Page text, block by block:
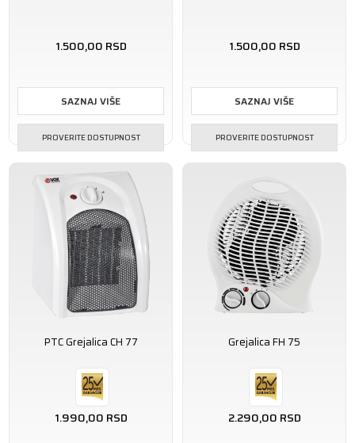
1.500,00 RSD
SAZNAJ VIŠE
PROVERITE DOSTUPNOST
1.500,00 RSD
SAZNAJ VIŠE
PROVERITE DOSTUPNOST
PTC Grejalica CH 77
1.990,00 RSD
Grejalica FH 75
2.290,00 RSD